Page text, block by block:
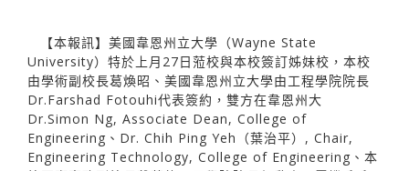
【本報訊】美國韋恩州立大學（Wayne State
University）特於上月27日蒞校與本校簽訂姊妹校，本校
由學術副校長葛煥昭、美國韋恩州立大學由工程學院院長
Dr.Farshad Fotouhi代表簽約，雙方在韋恩州大
Dr.Simon Ng, Associate Dean, College of
Engineering、Dr. Chih Ping Yeh（葉治平）, Chair,
Engineering Technology, College of Engineering、本